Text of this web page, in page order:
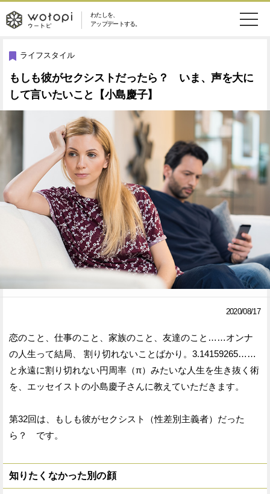
わたしを、
アップデートする。
wotopi
-
ウ
ト
ピ
メ
ニ
ュ
恋愛・結婚
美容・コスメ 妊娠・出産
ワークスタイル
ライフスタイル ファッション
ソーシャル SDGs
アイテム
検
索
ウートピとは？
Facebook
シ
ア
る
Twitter
シ
ア
る
ライフスタイル
もしも彼がセクシストだったら？ いま、声を大に
して言いたいこと【小島慶子】
2020/08/17
恋のこと、仕事のこと、家族のこと、友達のこと……オンナ
の人生って結局、 割り切れないことばかり。3.14159265……
と永遠に割り切れない円周率（π）みたいな人生を生き抜く術
を、エッセイストの小島慶子さんに教えていただきます。
第32回は、もしも彼がセクシスト（性差別主義者）だった
ら？ です。
知りたくなかった別の顔